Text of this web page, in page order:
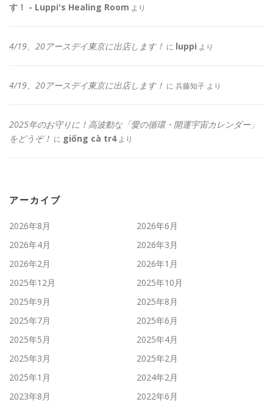
す！ - Luppi's Healing Room より
4/19、20アースデイ東京に出店します！ に luppi より
4/19、20アースデイ東京に出店します！ に 兵藤知子 より
2025年のお守りに！高波動な「愛の循環・開運宇宙カレンダー」
をどうぞ！ に giống cà tr4より
アーカイブ
2026年8月
2026年6月
2026年4月
2026年3月
2026年2月
2026年1月
2025年12月
2025年10月
2025年9月
2025年8月
2025年7月
2025年6月
2025年5月
2025年4月
2025年3月
2025年2月
2025年1月
2024年2月
2023年8月
2022年6月